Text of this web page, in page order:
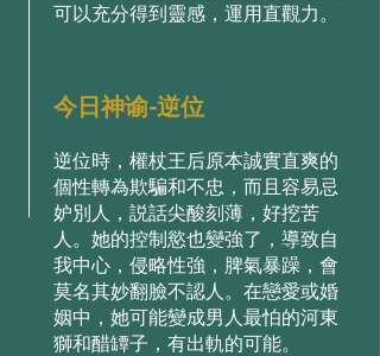
可以充分得到靈感，運⽤直觀⼒。
今日神谕-逆位
逆位時，權杖王后原本誠實直爽的
個性轉為欺騙和不忠，⽽且容易忌
妒別⼈，説話尖酸刻薄，好挖苦
⼈。她的控制慾也變強了，導致⾃
我中⼼，侵略性強，脾氣暴躁，會
莫名其妙翻臉不認⼈。在戀愛或婚
姻中，她可能變成男⼈最怕的河東
獅和醋罈⼦，有出軌的可能。